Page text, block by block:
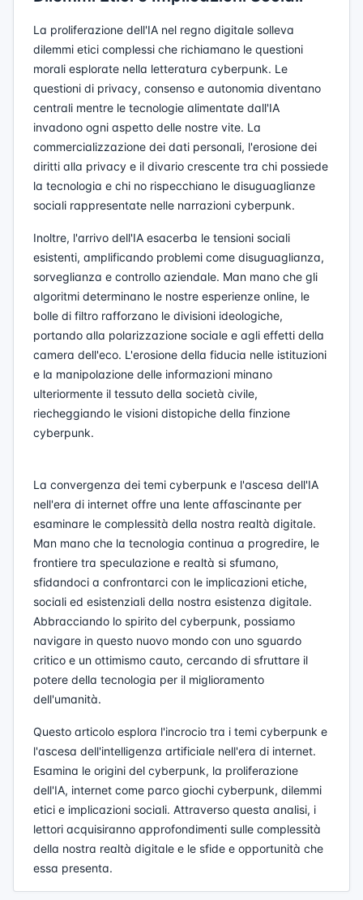
La proliferazione dell'IA nel regno digitale solleva
dilemmi etici complessi che richiamano le questioni
morali esplorate nella letteratura cyberpunk. Le
questioni di privacy, consenso e autonomia diventano
centrali mentre le tecnologie alimentate dall'IA
invadono ogni aspetto delle nostre vite. La
commercializzazione dei dati personali, l'erosione dei
diritti alla privacy e il divario crescente tra chi possiede
la tecnologia e chi no rispecchiano le disuguaglianze
sociali rappresentate nelle narrazioni cyberpunk.
Inoltre, l'arrivo dell'IA esacerba le tensioni sociali
esistenti, amplificando problemi come disuguaglianza,
sorveglianza e controllo aziendale. Man mano che gli
algoritmi determinano le nostre esperienze online, le
bolle di filtro rafforzano le divisioni ideologiche,
portando alla polarizzazione sociale e agli effetti della
camera dell'eco. L'erosione della fiducia nelle istituzioni
e la manipolazione delle informazioni minano
ulteriormente il tessuto della società civile,
riecheggiando le visioni distopiche della finzione
cyberpunk.
La convergenza dei temi cyberpunk e l'ascesa dell'IA
nell'era di internet offre una lente affascinante per
esaminare le complessità della nostra realtà digitale.
Man mano che la tecnologia continua a progredire, le
frontiere tra speculazione e realtà si sfumano,
sfidandoci a confrontarci con le implicazioni etiche,
sociali ed esistenziali della nostra esistenza digitale.
Abbracciando lo spirito del cyberpunk, possiamo
navigare in questo nuovo mondo con uno sguardo
critico e un ottimismo cauto, cercando di sfruttare il
potere della tecnologia per il miglioramento
dell'umanità.
Questo articolo esplora l'incrocio tra i temi cyberpunk e
l'ascesa dell'intelligenza artificiale nell'era di internet.
Esamina le origini del cyberpunk, la proliferazione
dell'IA, internet come parco giochi cyberpunk, dilemmi
etici e implicazioni sociali. Attraverso questa analisi, i
lettori acquisiranno approfondimenti sulle complessità
della nostra realtà digitale e le sfide e opportunità che
essa presenta.